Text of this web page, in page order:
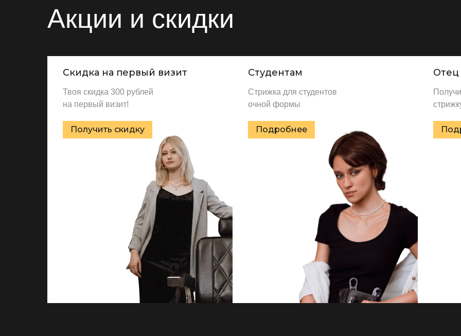
Акции и скидки
Скидка на первый визит
Твоя скидка 300 рублей
на первый визит!
Получить скидку
Студентам
Стрижка для студентов
очной формы
Подробнее